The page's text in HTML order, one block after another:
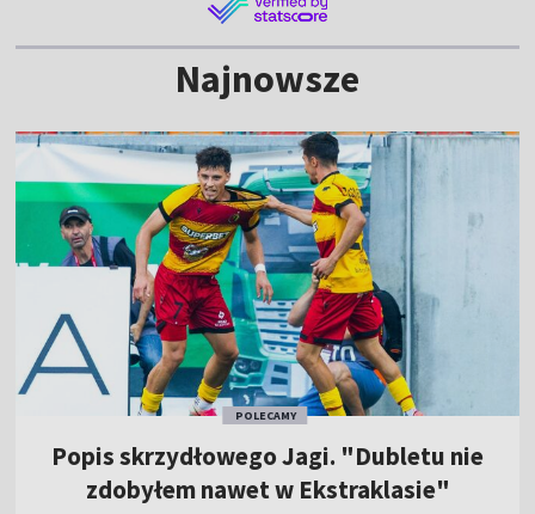
Najnowsze
POLECAMY
Popis skrzydłowego Jagi. "Dubletu nie
zdobyłem nawet w Ekstraklasie"